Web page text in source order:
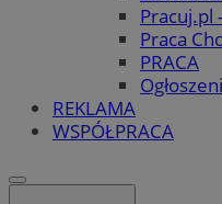
Pracuj.pl
Praca
PRACA
REKLAMA
WSPÓŁPRACA